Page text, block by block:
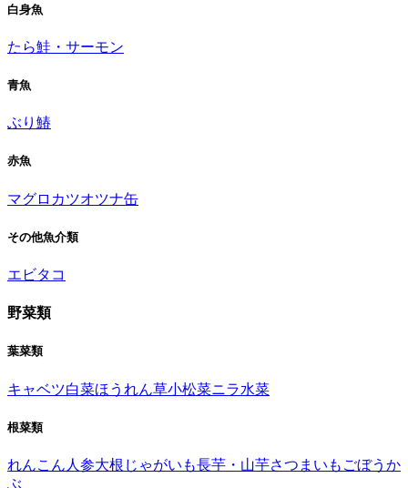
白身魚
たら鮭・サーモン
青魚
ぶり 鰆
赤魚
マグロ カツオツナ缶
その他魚介類
エビタコ
野菜類
葉菜類
キャベツ白菜ほうれん草小松菜ニラ水菜
根菜類
れんこん 人参大根 じゃがいも長芋・山芋さつまいも ごぼう か
ぶ